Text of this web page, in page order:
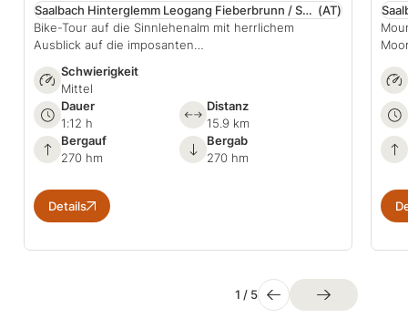
Saalbach Hinterglemm Leogang Fieberbrunn / Salzburger Land (AT)
Bike-Tour auf die Sinnlehenalm mit herrlichem
Ausblick auf die imposanten…
Schwierigkeit
Mittel
Dauer
1:12 h
Distanz
15.9 km
Bergauf
270 hm
Bergab
270 hm
Details
1 / 5